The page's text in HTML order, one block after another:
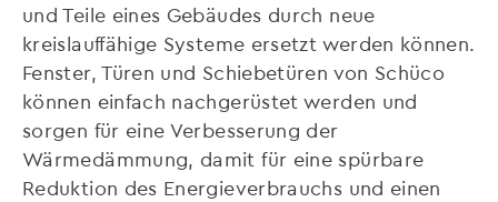
und Teile eines Gebäudes durch neue
kreislauffähige Systeme ersetzt werden können.
Fenster, Türen und Schiebetüren von Schüco
können einfach nachgerüstet werden und
sorgen für eine Verbesserung der
Wärmedämmung, damit für eine spürbare
Reduktion des Energieverbrauchs und einen